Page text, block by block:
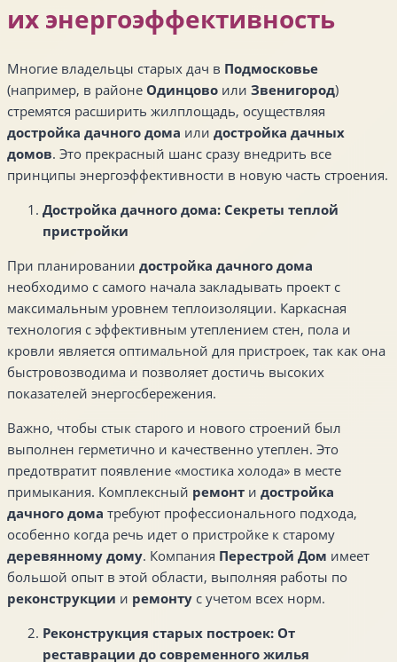
их энергоэффективность
Многие владельцы старых дач в Подмосковье
(например, в районе Одинцово или Звенигород)
стремятся расширить жилплощадь, осуществляя
достройка дачного дома или достройка дачных
домов. Это прекрасный шанс сразу внедрить все
принципы энергоэффективности в новую часть строения.
Достройка дачного дома: Секреты теплой
пристройки
При планировании достройка дачного дома
необходимо с самого начала закладывать проект с
максимальным уровнем теплоизоляции. Каркасная
технология с эффективным утеплением стен, пола и
кровли является оптимальной для пристроек, так как она
быстровозводима и позволяет достичь высоких
показателей энергосбережения.
Важно, чтобы стык старого и нового строений был
выполнен герметично и качественно утеплен. Это
предотвратит появление «мостика холода» в месте
примыкания. Комплексный ремонт и достройка
дачного дома требуют профессионального подхода,
особенно когда речь идет о пристройке к старому
деревянному дому. Компания Перестрой Дом имеет
большой опыт в этой области, выполняя работы по
реконструкции и ремонту с учетом всех норм.
Реконструкция старых построек: От
реставрации до современного жилья